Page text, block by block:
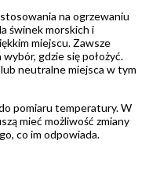
na ogrzewaniu
świnek morskich i
miejscu. Zawsze
gdzie się położyć.
neutralne miejsca w tym
pomiaru temperatury. W
mieć możliwość zmiany
co im odpowiada.